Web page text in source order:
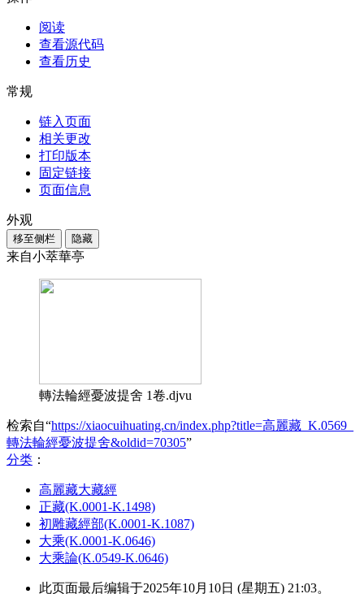
阅读
查看源代码
查看历史
常规
链入页面
相关更改
打印版本
固定链接
页面信息
外观
移至侧栏 隐藏
来自小萃華亭
轉法輪經憂波提舍 1卷.djvu
检索自“https://xiaocuihuating.cn/index.php?title=高麗藏_K.0569_
轉法輪經憂波提舍&oldid=70305”
分类 ：​
高麗藏大藏經
正藏(K.0001-K.1498)
初雕藏經部(K.0001-K.1087)
大乘(K.0001-K.0646)
大乘論(K.0549-K.0646)
此页面最后编辑于2025年10月10日 (星期五) 21:03。